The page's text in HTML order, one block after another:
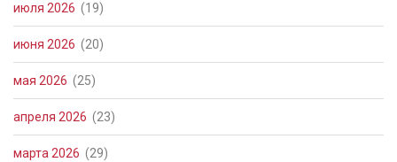
июля 2026 (19)
июня 2026 (20)
мая 2026 (25)
апреля 2026 (23)
марта 2026 (29)